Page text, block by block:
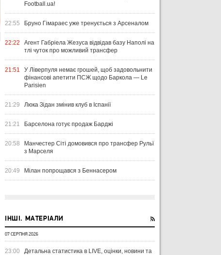
Football.ua!
22:55 Бруно Гімараес уже тренується з Арсеналом
22:22
Агент Габріела Жезуса відвідав базу Наполі на
тлі чуток про можливий трансфер
21:51
У Ліверпуля немає грошей, щоб задовольнити
фінансові апетити ПСЖ щодо Баркола — Le
Parisien
21:29 Люка Зідан змінив клуб в Іспанії
21:21 Барселона готує продаж Барджі
20:58
Манчестер Сіті домовився про трансфер Рульї
з Марселя
20:49 Мілан попрощався з Беннасером
ІНШІ. МАТЕРІАЛИ
07 СЕРПНЯ 2026
23:00
Детальна статистика в LIVE, оцінки, новини та